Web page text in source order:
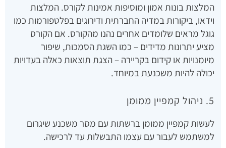
המלצות בונות אמון ומוסיפות אמינות לקורס. המלצות
וידאו, ביקורות במדיה החברתית ודירוגים בפלטפורמות כמו
גוגל מראים שלומדים אחרים נהנו מהקורס. אם הקורס
מציע יתרונות מדידים – כמו השגת הסמכות, שיפור
מיומנויות או קידום בקריירה – הצגת תוצאות כאלה בעדויות
יכולה להיות משכנעת במיוחד.
5. ניהול קמפיין ממומן
לעשות קמפיין ממומן ברשתות עם מסר משכנע שיגרום
למשתמש לעבור עם עצמו התבשלות עד לרכישה.